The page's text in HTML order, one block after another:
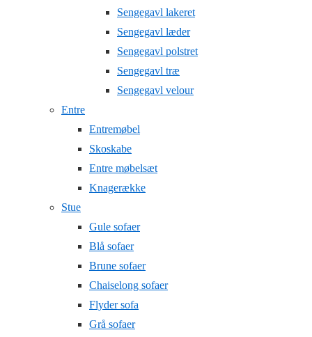
Sengegavl lakeret
Sengegavl læder
Sengegavl polstret
Sengegavl træ
Sengegavl velour
Entre
Entremøbel
Skoskabe
Entre møbelsæt
Knagerække
Stue
Gule sofaer
Blå sofaer
Brune sofaer
Chaiselong sofaer
Flyder sofa
Grå sofaer